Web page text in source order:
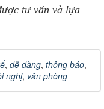
tư vấn và lựa
, dễ dàng, thông báo,
nghị, văn phòng